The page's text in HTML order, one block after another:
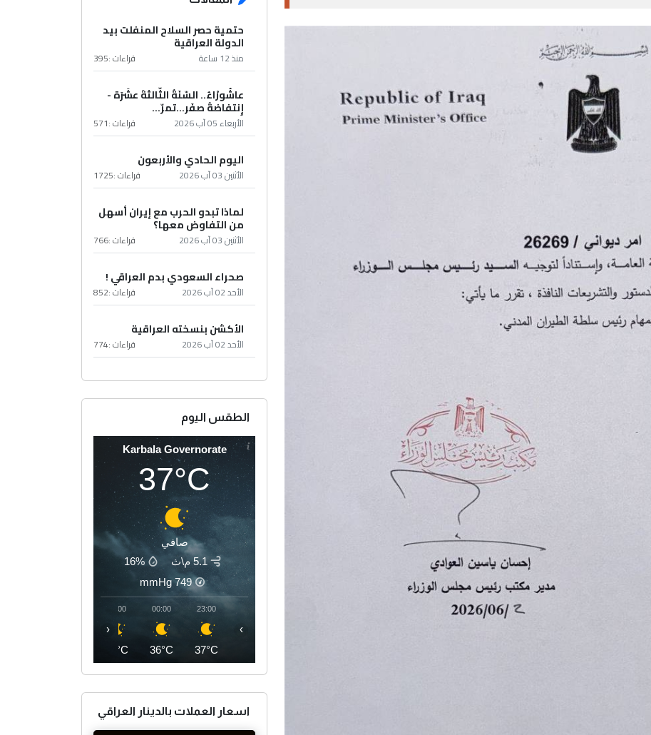
حتمية حصر السلاح المنفلت بيد
الدولة العراقية
منذ 12 ساعة قراءات :395
عاشُورْاءُ.. السّنَةُ الثّالثةَ عشَرَة -
إِنتفاضةُ صفَر…تمرّ...
الأربعاء 05 آب 2026 قراءات :571
اليوم الحادي والأربعون
الأثنين 03 آب 2026 قراءات :1725
لماذا تبدو الحرب مع إيران أسهل
من التفاوض معها؟
الأثنين 03 آب 2026 قراءات :766
صحراء السعودي بدم العراقي !
الأحد 02 آب 2026 قراءات :852
الأكشن بنسخته العراقية
الأحد 02 آب 2026 قراءات :774
الطقس اليوم
Karbala Governorate
37°C
صافي
5.1 م\ث
16%
749
mmHg
23:00
37°C
00:00
36°C
01:00
36°C
‹ ›
اسعار العملات بالدينار العراقي